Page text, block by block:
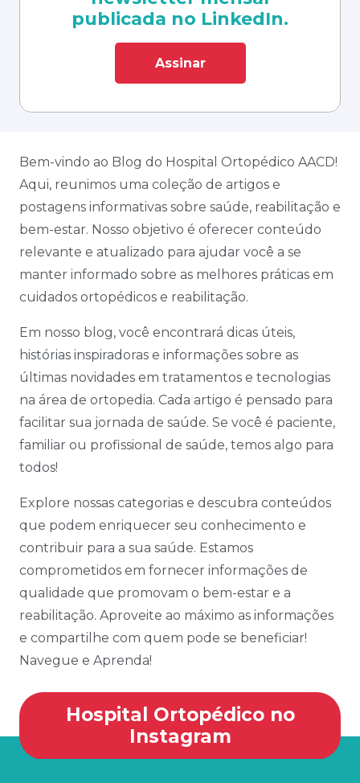
publicada no LinkedIn.
Assinar
Bem-vindo ao Blog do Hospital Ortopédico AACD!
Aqui, reunimos uma coleção de artigos e
postagens informativas sobre saúde, reabilitação e
bem-estar. Nosso objetivo é oferecer conteúdo
relevante e atualizado para ajudar você a se
manter informado sobre as melhores práticas em
cuidados ortopédicos e reabilitação.
Em nosso blog, você encontrará dicas úteis,
histórias inspiradoras e informações sobre as
últimas novidades em tratamentos e tecnologias
na área de ortopedia. Cada artigo é pensado para
facilitar sua jornada de saúde. Se você é paciente,
familiar ou profissional de saúde, temos algo para
todos!
Explore nossas categorias e descubra conteúdos
que podem enriquecer seu conhecimento e
contribuir para a sua saúde. Estamos
comprometidos em fornecer informações de
qualidade que promovam o bem-estar e a
reabilitação. Aproveite ao máximo as informações
e compartilhe com quem pode se beneficiar!
Navegue e Aprenda!
Hospital Ortopédico no
Instagram